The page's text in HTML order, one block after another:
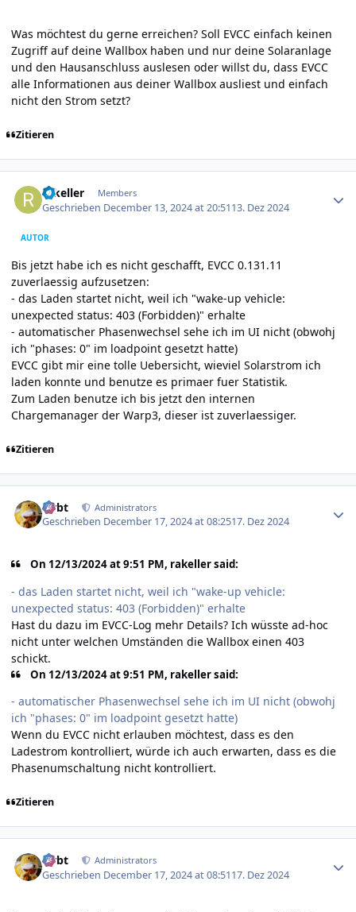
Was möchtest du gerne erreichen? Soll EVCC einfach keinen
Zugriff auf deine Wallbox haben und nur deine Solaranlage
und den Hausanschluss auslesen oder willst du, dass EVCC
alle Informationen aus deiner Wallbox ausliest und einfach
nicht den Strom setzt?
Zitieren
rakeller Members
Geschrieben December 13, 2024 at 20:5113. Dez 2024
AUTOR
Bis jetzt habe ich es nicht geschafft, EVCC 0.131.11
zuverlaessig aufzusetzen:
- das Laden startet nicht, weil ich "wake-up vehicle:
unexpected status: 403 (Forbidden)" erhalte
- automatischer Phasenwechsel sehe ich im UI nicht (obwohj
ich "phases: 0" im loadpoint gesetzt hatte)
EVCC gibt mir eine tolle Uebersicht, wieviel Solarstrom ich
laden konnte und benutze es primaer fuer Statistik.
Zum Laden benutze ich bis jetzt den internen
Chargemanager der Warp3, dieser ist zuverlaessiger.
Zitieren
rtrbt Administrators
Geschrieben December 17, 2024 at 08:2517. Dez 2024
On 12/13/2024 at 9:51 PM, rakeller said:
- das Laden startet nicht, weil ich "wake-up vehicle:
unexpected status: 403 (Forbidden)" erhalte
Hast du dazu im EVCC-Log mehr Details? Ich wüsste ad-hoc
nicht unter welchen Umständen die Wallbox einen 403
schickt.
On 12/13/2024 at 9:51 PM, rakeller said:
- automatischer Phasenwechsel sehe ich im UI nicht (obwohj
ich "phases: 0" im loadpoint gesetzt hatte)
Wenn du EVCC nicht erlauben möchtest, dass es den
Ladestrom kontrolliert, würde ich auch erwarten, dass es die
Phasenumschaltung nicht kontrolliert.
Zitieren
rtrbt Administrators
Geschrieben December 17, 2024 at 08:5117. Dez 2024